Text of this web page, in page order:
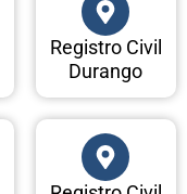
Registro Civil
Durango